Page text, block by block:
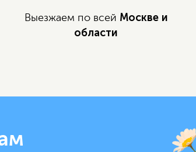
Выезжаем по всей Москве и
области